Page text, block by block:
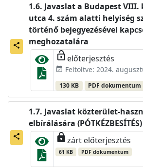
share
Javaslat a Budapest
utca 4. szám alatti helyiség
történő bejegyezésével
meghozatalára
lock_open előterjesztés
event_available Feltöltve: 2024.
130 KB PDF dokumentum
share
Javaslat közterület-
elbírálására (PÓTKÉZBESÍTÉS)
lockzárt előterjesztés
61 KB PDF dokumentum